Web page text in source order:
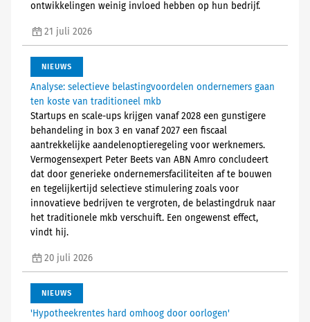
ontwikkelingen weinig invloed hebben op hun bedrijf.
21 juli 2026
NIEUWS
Analyse: selectieve belastingvoordelen ondernemers gaan
ten koste van traditioneel mkb
Startups en scale-ups krijgen vanaf 2028 een gunstigere
behandeling in box 3 en vanaf 2027 een fiscaal
aantrekkelijke aandelenoptieregeling voor werknemers.
Vermogensexpert Peter Beets van ABN Amro concludeert
dat door generieke ondernemersfaciliteiten af te bouwen
en tegelijkertijd selectieve stimulering zoals voor
innovatieve bedrijven te vergroten, de belastingdruk naar
het traditionele mkb verschuift. Een ongewenst effect,
vindt hij.
20 juli 2026
NIEUWS
'Hypotheekrentes hard omhoog door oorlogen'